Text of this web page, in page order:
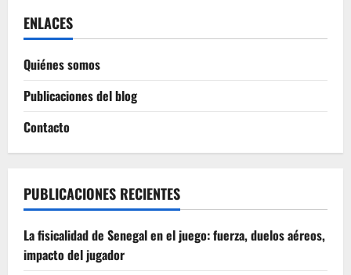
ENLACES
Quiénes somos
Publicaciones del blog
Contacto
PUBLICACIONES RECIENTES
La fisicalidad de Senegal en el juego: fuerza, duelos aéreos,
impacto del jugador